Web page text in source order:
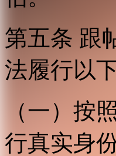
第五条 跟
法履行以
（一）按
行真实身